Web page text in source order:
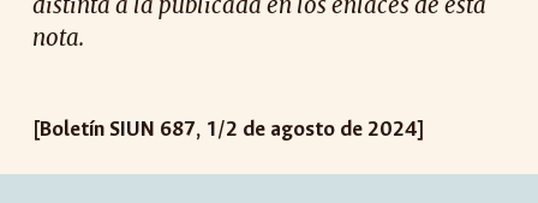
nota.
[Boletín SIUN 687, 1/2 de agosto de 2024]